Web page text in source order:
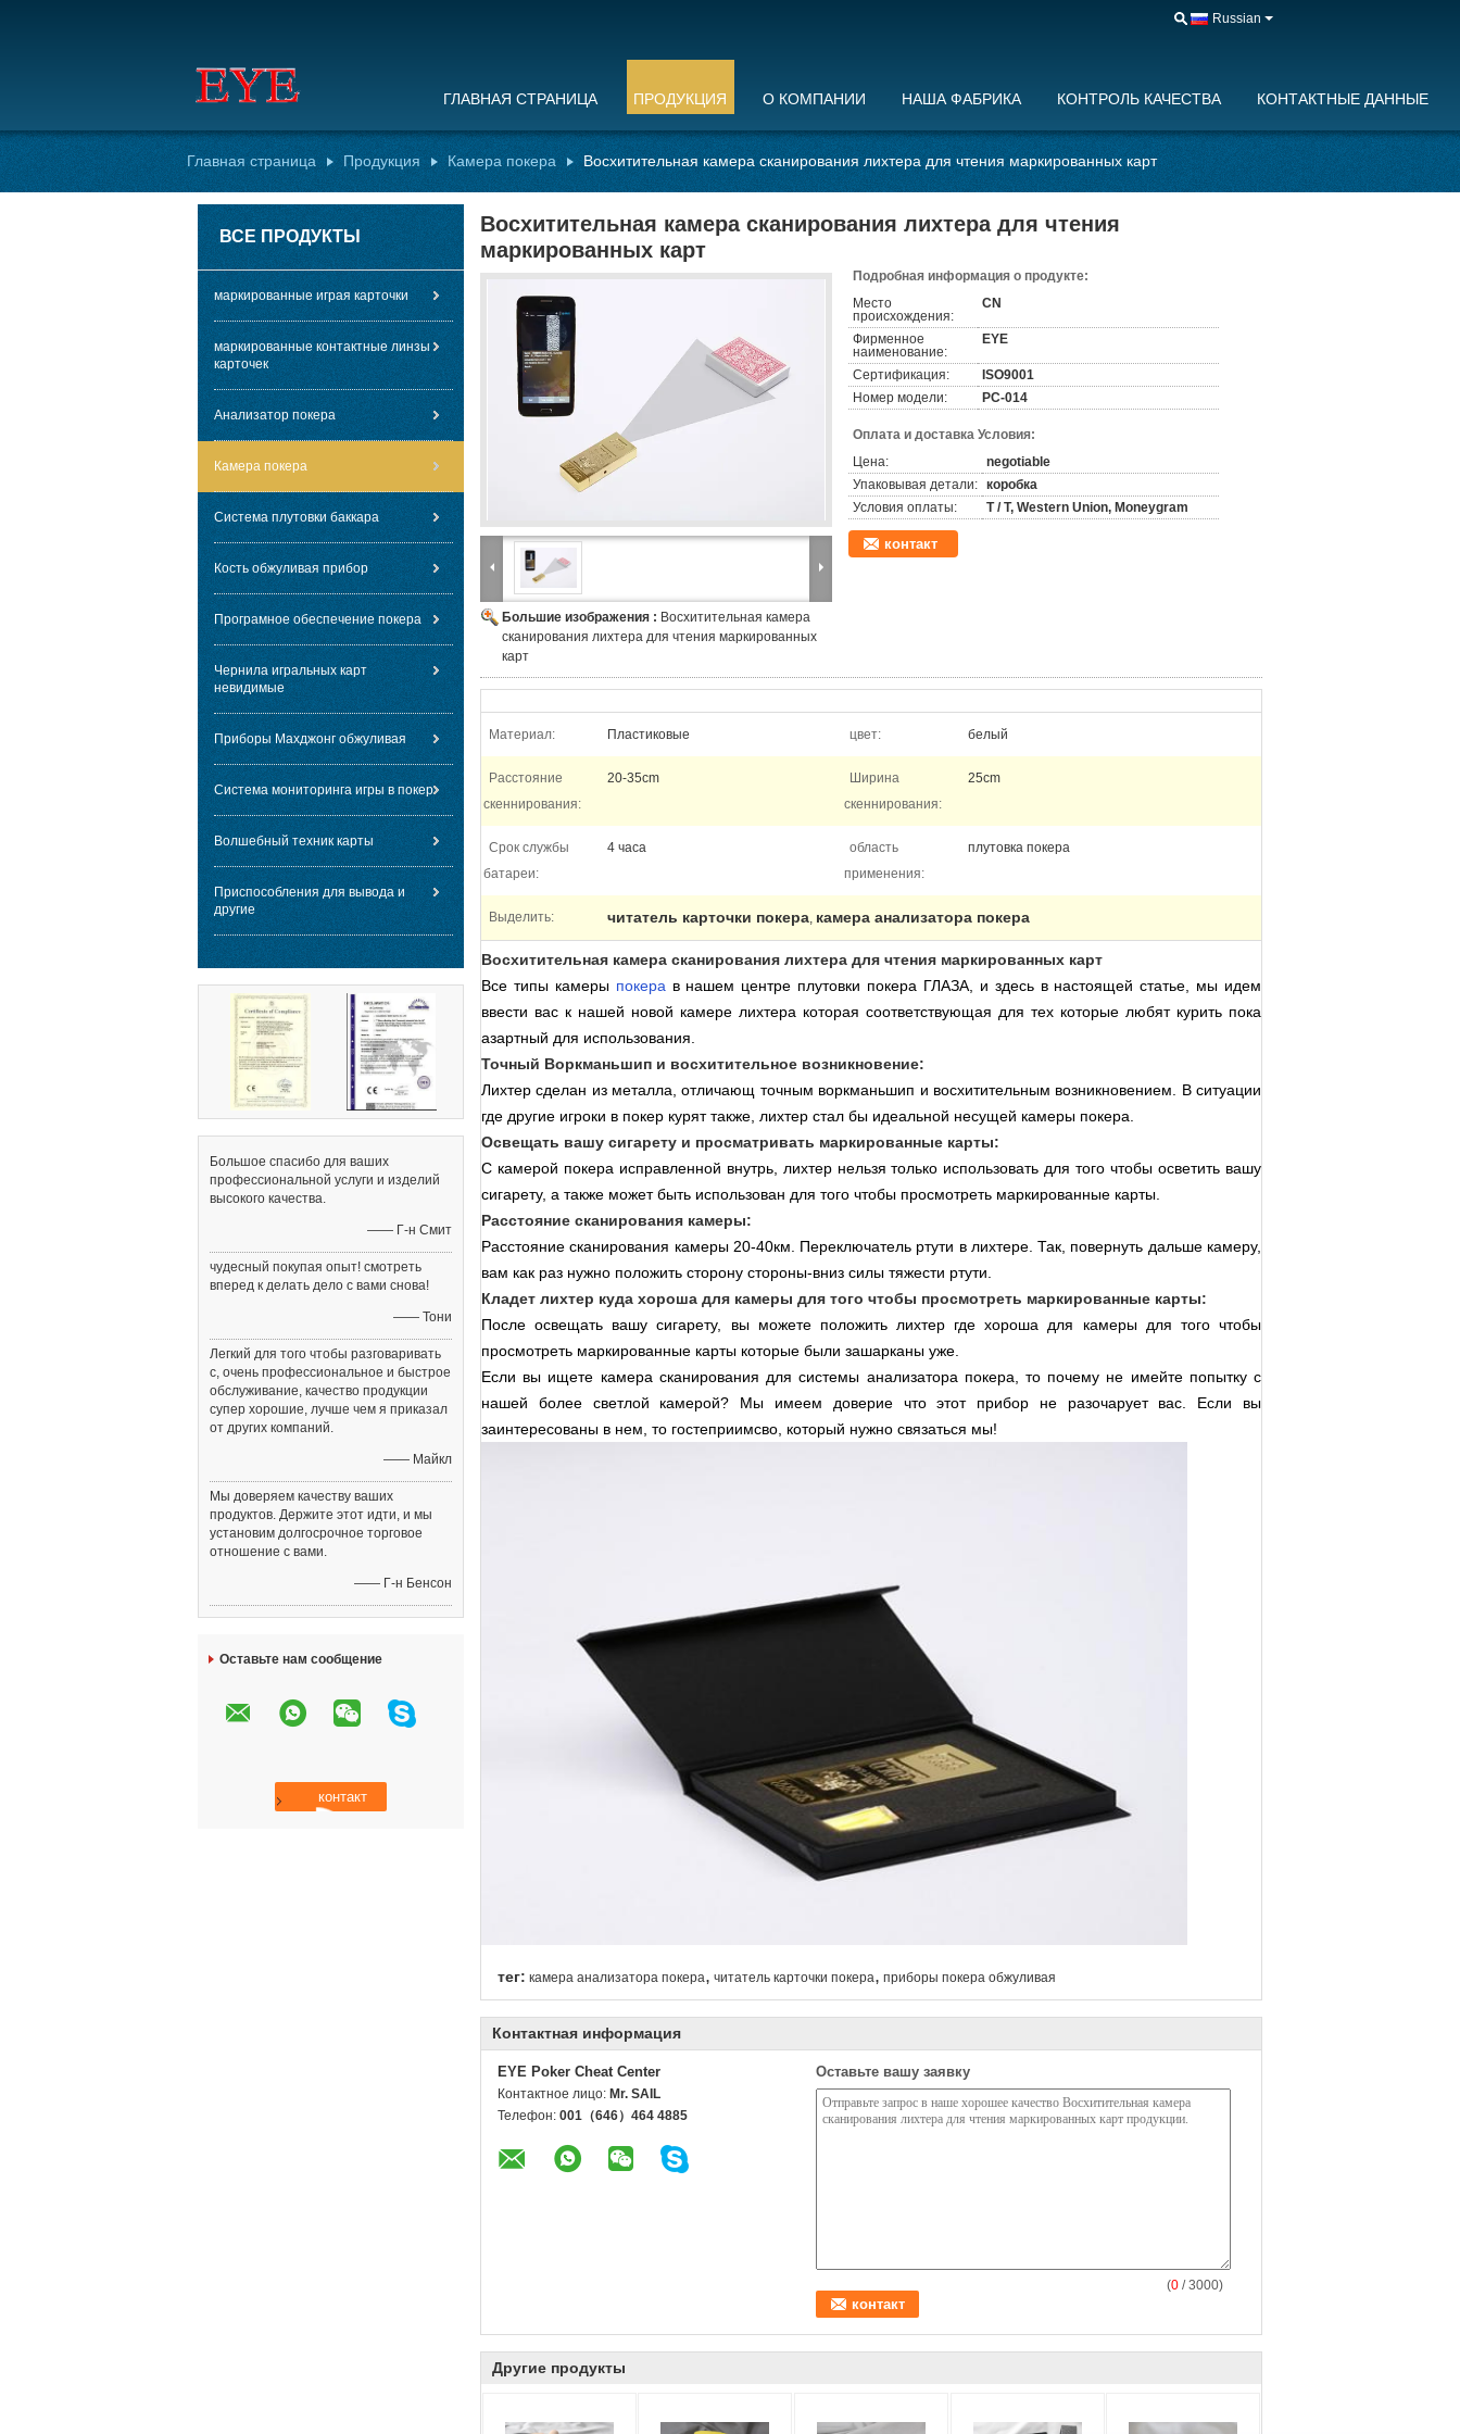
Russian
ГЛАВНАЯ СТРАНИЦА ПРОДУКЦИЯ О КОМПАНИИ НАША ФАБРИКА КОНТРОЛЬ КАЧЕСТВА КОНТАКТНЫЕ ДАННЫЕ
Главная страница Продукция Камера покера Восхитительная камера сканирования лихтера для чтения маркированных карт
ВСЕ ПРОДУКТЫ
маркированные играя карточки
маркированные контактные линзы
карточек
Анализатор покера
Камера покера
Система плутовки баккара
Кость обжуливая прибор
Програмное обеспечение покера
Чернила игральных карт
невидимые
Приборы Махджонг обжуливая
Система мониторинга игры в покер
Волшебный техник карты
Приспособления для вывода и
другие
Большое спасибо для ваших
профессиональной услуги и изделий
высокого качества.
—— Г-н Смит
чудесный покупая опыт! смотреть
вперед к делать дело с вами снова!
—— Тони
Легкий для того чтобы разговаривать
с, очень профессиональное и быстрое
обслуживание, качество продукции
супер хорошие, лучше чем я приказал
от других компаний.
—— Майкл
Мы доверяем качеству ваших
продуктов. Держите этот идти, и мы
установим долгосрочное торговое
отношение с вами.
—— Г-н Бенсон
Оставьте нам сообщение
Восхитительная камера сканирования лихтера для чтения
маркированных карт
Большие изображения : Восхитительная камера
сканирования лихтера для чтения маркированных
карт
Подробная информация о продукте:
Место
происхождения:
CN
Фирменное
наименование:
EYE
Сертификация:
ISO9001
Номер модели:
PC-014
Оплата и доставка Условия:
Цена:
negotiable
Упаковывая детали: коробка
Условия оплаты:
T / T, Western Union, Moneygram
контакт
Материал: Пластиковые цвет: белый
Расстояние
скеннирования:
20-35cm
Ширина
скеннирования:
25cm
Срок службы
батареи:
4 часа
область
применения:
плутовка покера
Выделить: читатель карточки покера, камера анализатора покера
Восхитительная камера сканирования лихтера для чтения маркированных карт
Все типы камеры покера в нашем центре плутовки покера ГЛАЗА, и здесь в настоящей статье, мы идем
ввести вас к нашей новой камере лихтера которая соответствующая для тех которые любят курить пока
азартный для использования.
Точный Воркманьшип и восхитительное возникновение:
Лихтер сделан из металла, отличающ точным воркманьшип и восхитительным возникновением. В ситуации
где другие игроки в покер курят также, лихтер стал бы идеальной несущей камеры покера.
Освещать вашу сигарету и просматривать маркированные карты:
С камерой покера исправленной внутрь, лихтер нельзя только использовать для того чтобы осветить вашу
сигарету, а также может быть использован для того чтобы просмотреть маркированные карты.
Расстояние сканирования камеры:
Расстояние сканирования камеры 20-40км. Переключатель ртути в лихтере. Так, повернуть дальше камеру,
вам как раз нужно положить сторону стороны-вниз силы тяжести ртути.
Кладет лихтер куда хороша для камеры для того чтобы просмотреть маркированные карты:
После освещать вашу сигарету, вы можете положить лихтер где хороша для камеры для того чтобы
просмотреть маркированные карты которые были зашарканы уже.
Если вы ищете камера сканирования для системы анализатора покера, то почему не имейте попытку с
нашей более светлой камерой? Мы имеем доверие что этот прибор не разочарует вас. Если вы
заинтересованы в нем, то гостеприимсво, который нужно связаться мы!
тег: камера анализатора покера, читатель карточки покера, приборы покера обжуливая
Контактная информация
EYE Poker Cheat Center
Контактное лицо: Mr. SAIL
Телефон: 001（646）464 4885
Оставьте вашу заявку
(0 / 3000)
Другие продукты